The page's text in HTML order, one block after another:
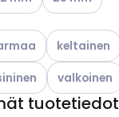
olevat
käytettävissä
Katso
keltainen
olevat
käytettävissä
Katso
valkoinen
tuotetiedot